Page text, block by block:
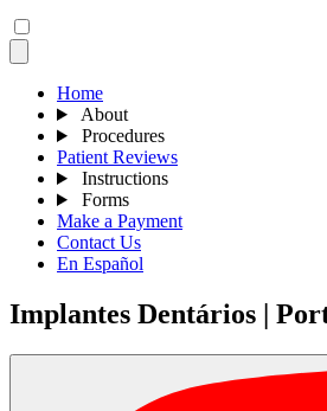
Home
About
Procedures
Patient Reviews
Instructions
Forms
Make a Payment
Contact Us
En Español
Implantes Dentários |